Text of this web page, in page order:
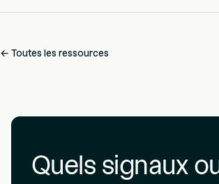
← Toutes les ressources
Quels signaux